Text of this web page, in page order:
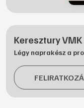
Keresztury
Légy naprakész a